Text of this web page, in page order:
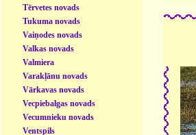
Tērvetes novads
Tukuma novads
Vaiņodes novads
Valkas novads
Valmiera
Varakļānu novads
Vārkavas novads
Vecpiebalgas novads
Vecumnieku novads
Ventspils